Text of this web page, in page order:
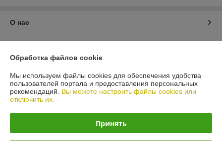
О нас
График работы
Полная версия сайта
Политика обработки cookies
Обработка файлов cookie
Мы используем файлы cookies для обеспечения удобства
пользователей портала и предоставления персональных
рекомендаций. Вы можете настроить файлы cookies или
отключить их.
Принять